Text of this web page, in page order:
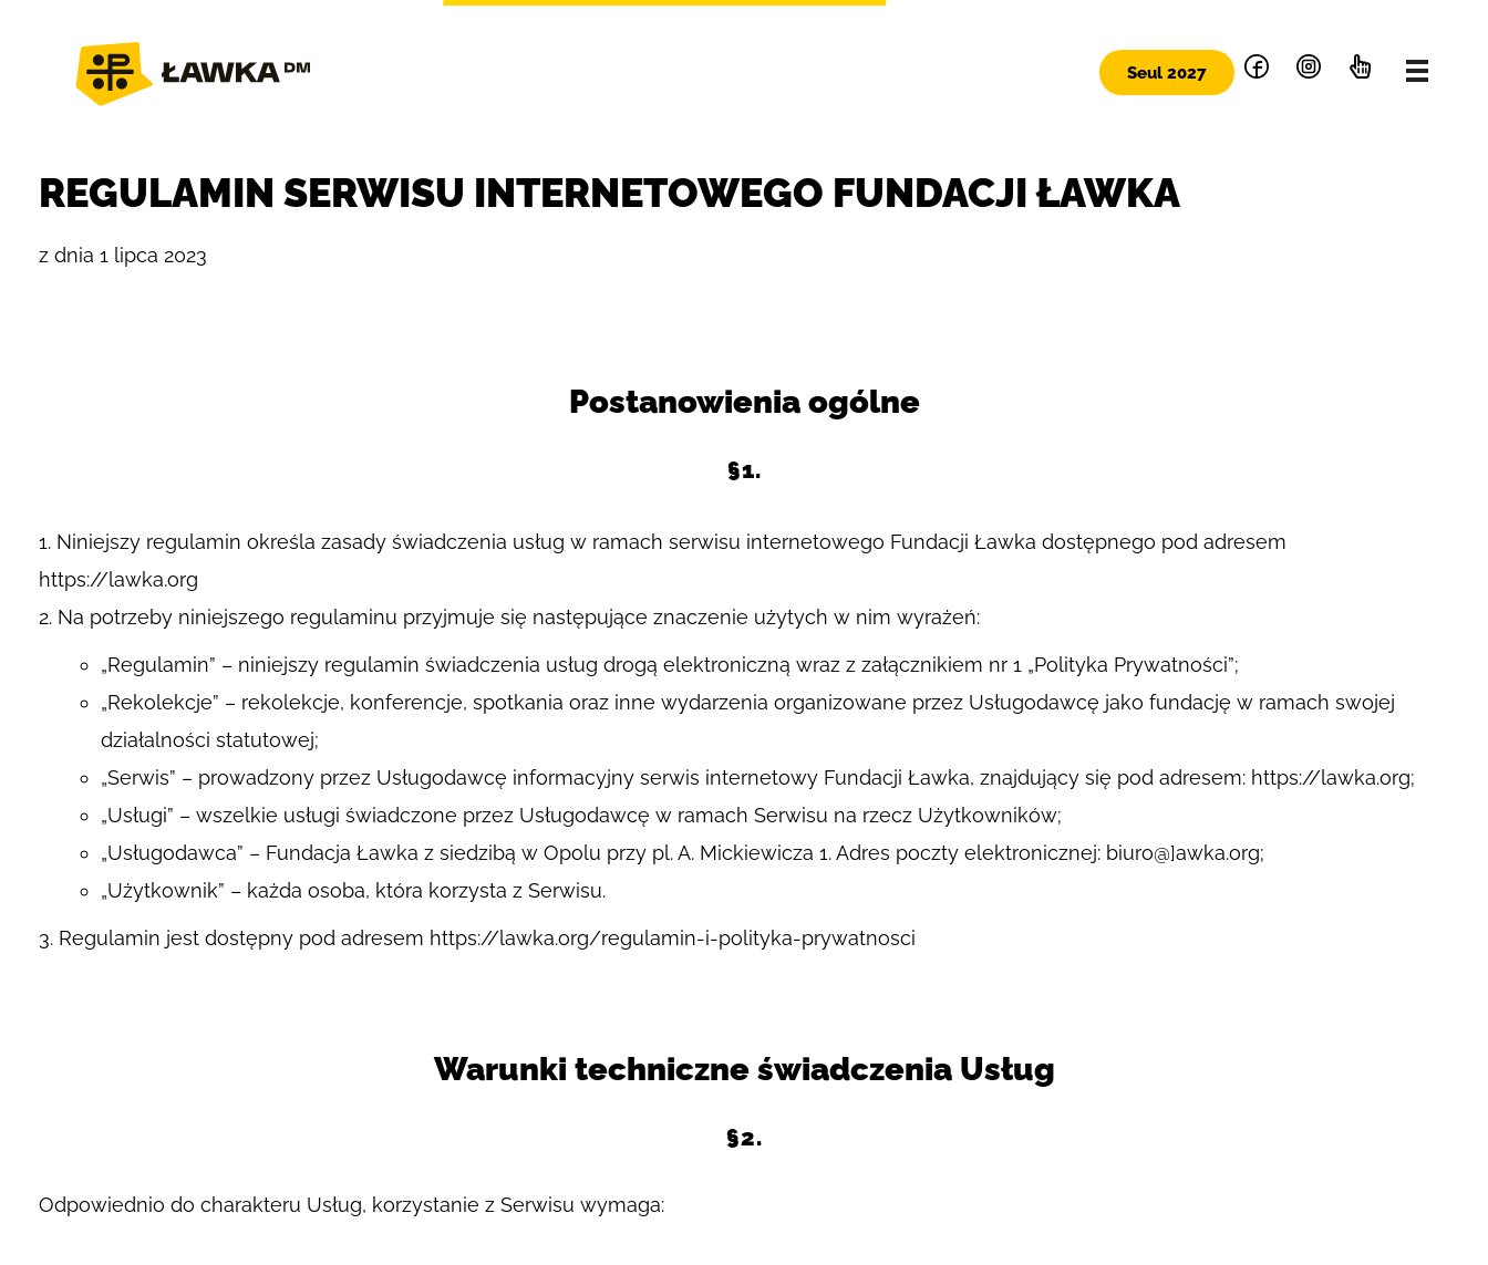
Seul 2027
REGULAMIN SERWISU INTERNETOWEGO FUNDACJI ŁAWKA
z dnia 1 lipca 2023
Postanowienia ogólne
§1.
Niniejszy regulamin określa zasady świadczenia usług w ramach serwisu internetowego Fundacji Ławka dostępnego pod adresem
https://lawka.org
Na potrzeby niniejszego regulaminu przyjmuje się następujące znaczenie użytych w nim wyrażeń:
„Regulamin” – niniejszy regulamin świadczenia usług drogą elektroniczną wraz z załącznikiem nr 1 „Polityka Prywatności”;
„Rekolekcje” – rekolekcje, konferencje, spotkania oraz inne wydarzenia organizowane przez Usługodawcę jako fundację w ramach swojej
działalności statutowej;
„Serwis” – prowadzony przez Usługodawcę informacyjny serwis internetowy Fundacji Ławka, znajdujący się pod adresem: https://lawka.org;
„Usługi” – wszelkie usługi świadczone przez Usługodawcę w ramach Serwisu na rzecz Użytkowników;
„Usługodawca” – Fundacja Ławka z siedzibą w Opolu przy pl. A. Mickiewicza 1. Adres poczty elektronicznej: biuro@]awka.org;
„Użytkownik” – każda osoba, która korzysta z Serwisu.
Regulamin jest dostępny pod adresem https://lawka.org/regulamin-i-polityka-prywatnosci
Warunki techniczne świadczenia Usług
§2.
Odpowiednio do charakteru Usług, korzystanie z Serwisu wymaga: